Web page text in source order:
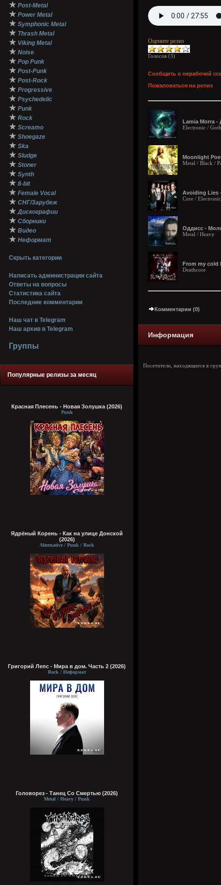
★ Post-Metal
★ Power Metal
★ Symphonic Metal
★ Thrash Metal
★ Viking Metal
★ Noise
★ Pop Punk
★ Post-Punk
★ Post-Rock
★ Progressive
★ Psychedelic
★ Punk
★ Rock
★ Screamo
★ Shoegaze
★ Ska
★ Sludge
★ Stoner
★ Synth
★ 8-bit
★ Female Vocal
★ СНГ/Зарубеж
★ Дискографии
★ Сборники
★ Видео
★ Неформат
Скрыть категории
Написать администрации сайта
Ответы на вопросы
Статистика сайта
Последние комментарии
Наш чат в Telegram
Наш архив в Telegram
Группы
Популярные релизы за месяц
Красная Плесень - Новая Золушка (2026)
Punk
Ядрёный Корень - Как на улице Донской
(2026)
Alternative / Punk / Rock
Григорий Лепс - Мира в дом. Часть 2 (2026)
Rock / Неформат
Головорез - Tанец Со Смертью (2026)
Metal / Heavy / Punk
Оцените релиз
Голосов (3)
Сообщить о нерабочей
Пожаловаться на релиз
Lamia Morra -
Electronic /
Moonlight
Metal / Black /
Avoiding Lies
Core /
Оддисс -
Metal / Heavy
From my cold
Deathcore
Комментарии (0)
Информация
Посетители, находящиеся в